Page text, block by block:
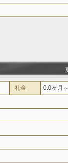
礼金
0.0ヶ月